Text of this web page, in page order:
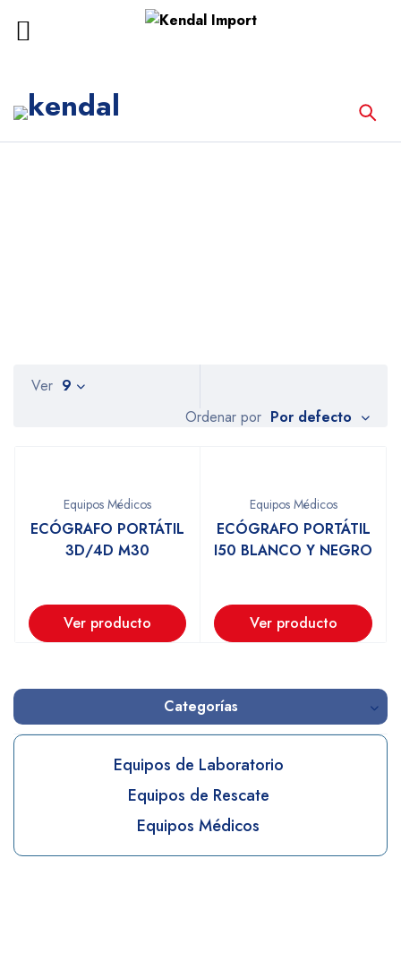
Categorías
Equipos de Laboratorio
Equipos de Rescate
Equipos Médicos
Ordenar por Por defecto
Ver 9
Equipos Médicos
ECÓGRAFO PORTÁTIL
3D/4D M30
Ver producto
Equipos Médicos
ECÓGRAFO PORTÁTIL
I50 BLANCO Y NEGRO
Ver producto